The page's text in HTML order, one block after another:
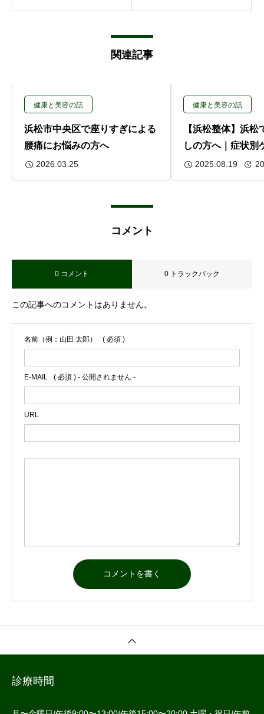
関連記事
健康と美容の話
浜松市中央区で座りすぎによる
腰痛にお悩みの方へ
2026.03.25
健康と美容の話
【浜松整体】浜松
しの方へ｜症状別
2025.08.19
コメント
0 コメント 0 トラックバック
この記事へのコメントはありません。
名前（例：山田 太郎） ( 必須 )
E-MAIL ( 必須 ) - 公開されません -
URL
診療時間